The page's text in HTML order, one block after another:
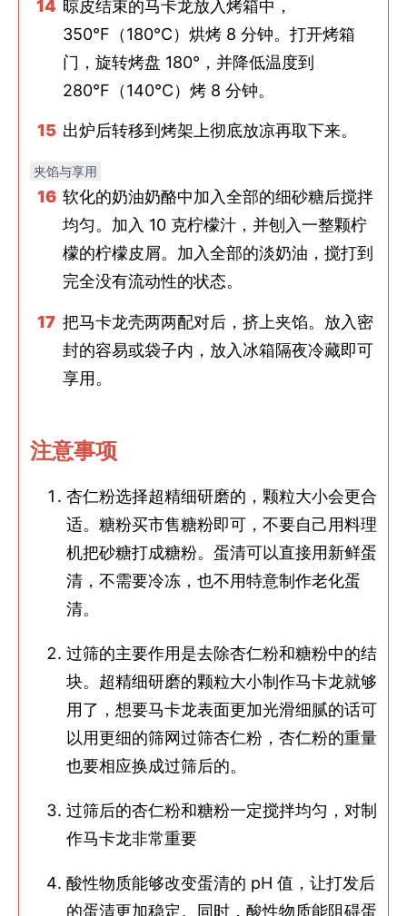
晾皮结束的马卡龙放入烤箱中，
350°F（180°C）烘烤 8 分钟。打开烤箱
门，旋转烤盘 180°，并降低温度到
280°F（140°C）烤 8 分钟。
出炉后转移到烤架上彻底放凉再取下来。
夹馅与享用
软化的奶油奶酪中加入全部的细砂糖后搅拌
均匀。加入 10 克柠檬汁，并刨入一整颗柠
檬的柠檬皮屑。加入全部的淡奶油，搅打到
完全没有流动性的状态。
把马卡龙壳两两配对后，挤上夹馅。放入密
封的容易或袋子内，放入冰箱隔夜冷藏即可
享用。
注意事项
杏仁粉选择超精细研磨的，颗粒大小会更合
适。糖粉买市售糖粉即可，不要自己用料理
机把砂糖打成糖粉。蛋清可以直接用新鲜蛋
清，不需要冷冻，也不用特意制作老化蛋
清。
过筛的主要作用是去除杏仁粉和糖粉中的结
块。超精细研磨的颗粒大小制作马卡龙就够
用了，想要马卡龙表面更加光滑细腻的话可
以用更细的筛网过筛杏仁粉，杏仁粉的重量
也要相应换成过筛后的。
过筛后的杏仁粉和糖粉一定搅拌均匀，对制
作马卡龙非常重要
酸性物质能够改变蛋清的 pH 值，让打发后
的蛋清更加稳定。同时，酸性物质能阻碍蛋